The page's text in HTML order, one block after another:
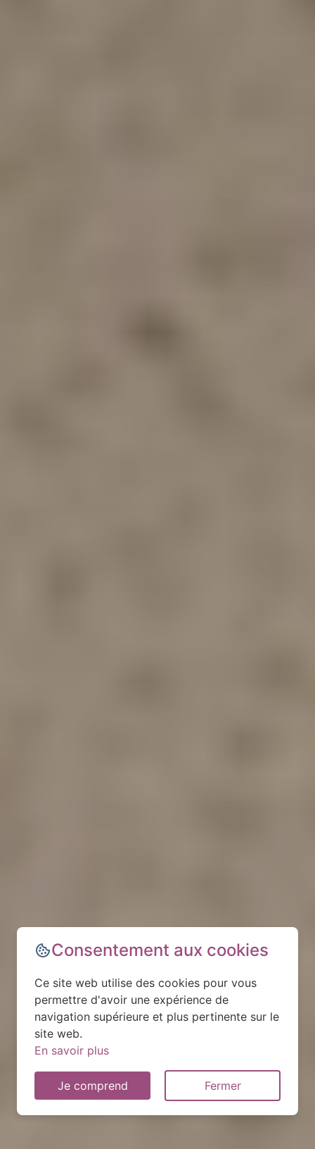
Consentement aux cookies
Ce site web utilise des cookies pour vous
permettre d'avoir une expérience de
navigation supérieure et plus pertinente sur le
site web.
En savoir plus
Je comprend Fermer